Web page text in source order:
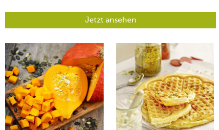
Jetzt ansehen